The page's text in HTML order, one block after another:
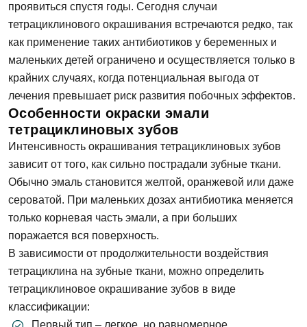
проявиться спустя годы. Сегодня случаи
тетрациклинового окрашивания встречаются редко, так
как применение таких антибиотиков у беременных и
маленьких детей ограничено и осуществляется только в
крайних случаях, когда потенциальная выгода от
лечения превышает риск развития побочных эффектов.
Особенности окраски эмали
тетрациклиновых зубов
Интенсивность окрашивания тетрациклиновых зубов
зависит от того, как сильно пострадали зубные ткани.
Обычно эмаль становится желтой, оранжевой или даже
сероватой. При маленьких дозах антибиотика меняется
только корневая часть эмали, а при больших
поражается вся поверхность.
В зависимости от продолжительности воздействия
тетрациклина на зубные ткани, можно определить
тетрациклиновое окрашивание зубов в виде
классификации:
Первый тип – легкое, но равномерное